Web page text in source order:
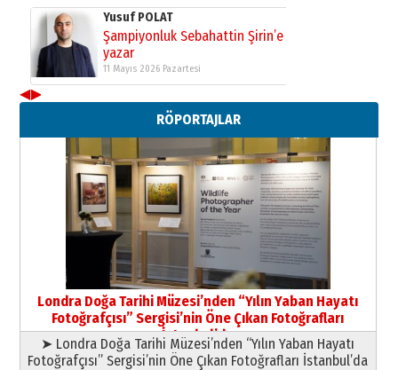
Yusuf POLAT
Şampiyonluk Sebahattin Şirin’e
yazar
11 Mayıs 2026 Pazartesi
Neşat YALÇIN
Paranın Aile Kültüründeki Yeri
03 Ağustos 2026 Pazartesi
Yıldırım Gündoğdu
HAVVA’NIN ÜÇ KIZI
09 Temmuz 2026 Perşembe
Yusuf POLAT
Şampiyonluk Sebahattin Şirin’e
yazar
11 Mayıs 2026 Pazartesi
◀▶
RÖPORTAJLAR
Londra Doğa Tarihi Müzesi’nden “Yılın Yaban Hayatı
Fotoğrafçısı” Sergisi’nin Öne Çıkan Fotoğrafları
İstanbul’da
➤ Londra Doğa Tarihi Müzesi’nden “Yılın Yaban Hayatı
Fotoğrafçısı” Sergisi’nin Öne Çıkan Fotoğrafları İstanbul’da